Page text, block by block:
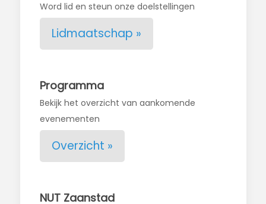
Word lid en steun onze doelstellingen
Lidmaatschap »
Programma
Bekijk het overzicht van aankomende
evenementen
Overzicht »
NUT Zaanstad